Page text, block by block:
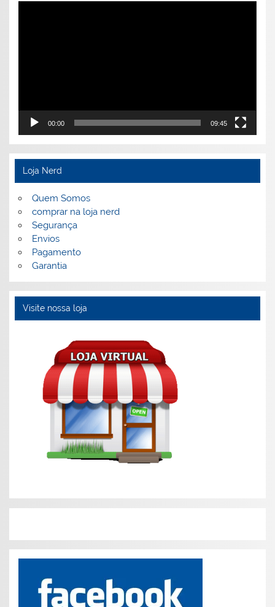
Tocador
00:00 09:45
Loja Nerd
Quem Somos
comprar na loja nerd
Segurança
Envios
Pagamento
Garantia
Visite nossa loja